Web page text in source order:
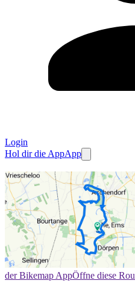
Login
Hol dir die AppApp
der Bikemap AppÖffne diese